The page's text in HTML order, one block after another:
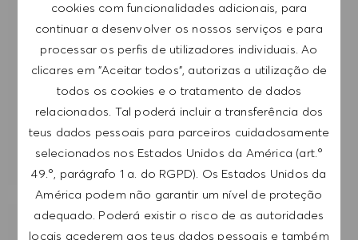
cookies com funcionalidades adicionais, para
continuar a desenvolver os nossos serviços e para
processar os perfis de utilizadores individuais. Ao
clicares em "Aceitar todos", autorizas a utilização de
todos os cookies e o tratamento de dados
relacionados. Tal poderá incluir a transferência dos
teus dados pessoais para parceiros cuidadosamente
selecionados nos Estados Unidos da América (art.º
49.º, parágrafo 1 a. do RGPD). Os Estados Unidos da
América podem não garantir um nível de proteção
adequado. Poderá existir o risco de as autoridades
locais acederem aos teus dados pessoais e também
POLÍTICA DE PRIVACIDADE.
Introduzir endereço de e-mail (obrigatório)
SUBMETER
GERIR ALERTAS
RECEBE RECOMENDAÇÕES DE EMPREGO